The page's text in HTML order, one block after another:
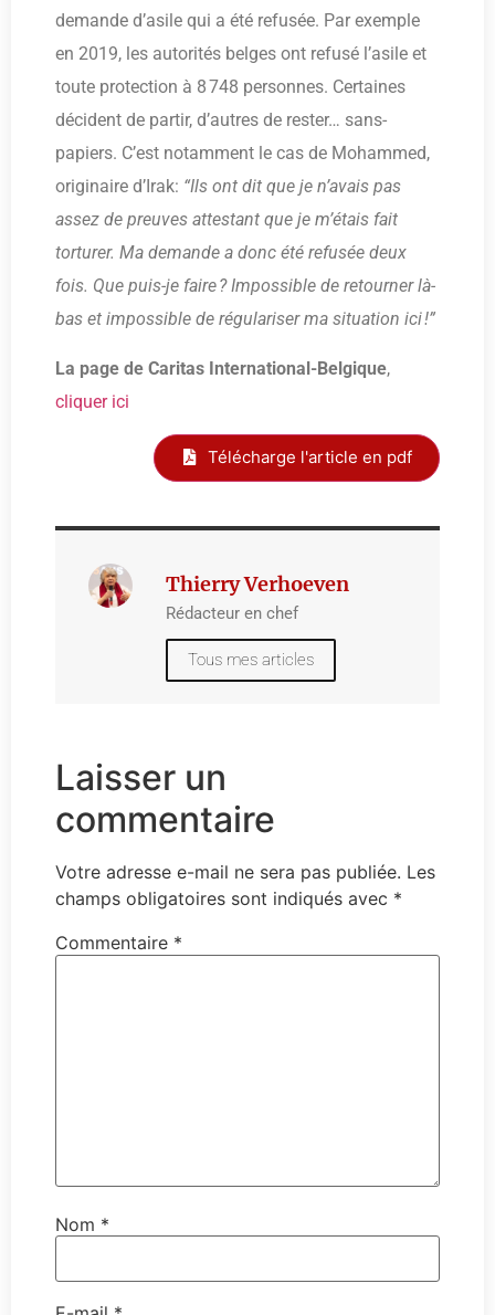
demande d’asile qui a été refusée. Par exemple
en 2019, les autorités belges ont refusé l’asile et
toute protection à 8 748 personnes. Certaines
décident de partir, d’autres de rester… sans-
papiers. C’est notamment le cas de Mohammed,
originaire d’Irak: “Ils ont dit que je n’avais pas
assez de preuves attestant que je m’étais fait
torturer. Ma demande a donc été refusée deux
fois. Que puis-je faire ? Impossible de retourner là-
bas et impossible de régulariser ma situation ici !”
La page de Caritas International-Belgique,
cliquer ici
Télécharge l'article en pdf
Thierry Verhoeven
Rédacteur en chef
Tous mes articles
Laisser un
commentaire
Votre adresse e-mail ne sera pas publiée. Les
champs obligatoires sont indiqués avec *
Commentaire *
Nom *